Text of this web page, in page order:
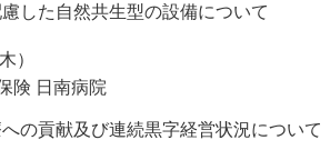
した自然共生型の設備について
）
険 日南病院
の貢献及び連続黒字経営状況について